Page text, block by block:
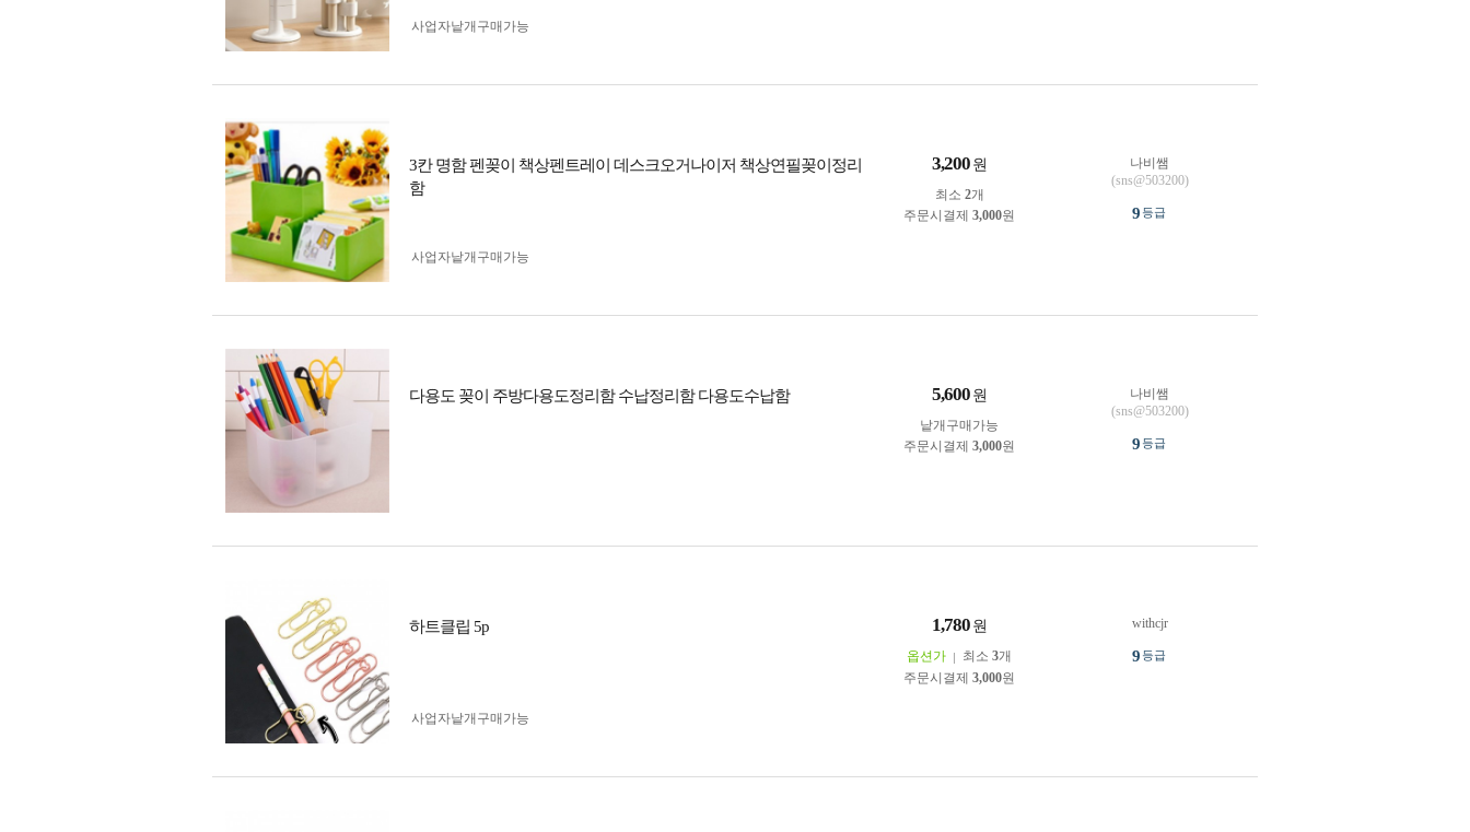
사업자 낱개구매가능
3칸 명함 펜꽂이 책상펜트레이 데스크오거나이저 책상연필꽂이정리
함
3,200 원
최소 2개
주문시결제 3,000원
사업자 낱개구매가능
나비쌤
(sns@503200)
9등급
다용도 꽂이 주방다용도정리함 수납정리함 다용도수납함 5,600 원
낱개구매가능
주문시결제 3,000원
나비쌤
(sns@503200)
9등급
하트클립 5p 1,780 원
옵션가 최소 3개
주문시결제 3,000원
사업자 낱개구매가능
withcjr
9등급